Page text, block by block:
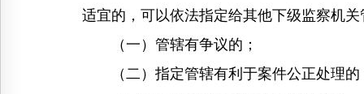
适宜的，可以依法指定给其他下级监察机关
（一）管辖有争议的；
（二）指定管辖有利于案件公正处理的